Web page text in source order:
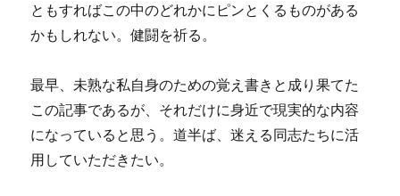
ともすればこの中のどれかにピンとくるものがある
かもしれない。健闘を祈る。
最早、未熟な私自身のための覚え書きと成り果てた
この記事であるが、それだけに身近で現実的な内容
になっていると思う。道半ば、迷える同志たちに活
用していただきたい。